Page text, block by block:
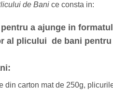
de Bani ce consta in:
a ajunge in
al plicului de bani pentru
din carton mat de 250g,